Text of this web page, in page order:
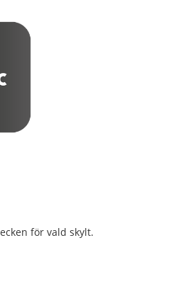
för vald skylt.